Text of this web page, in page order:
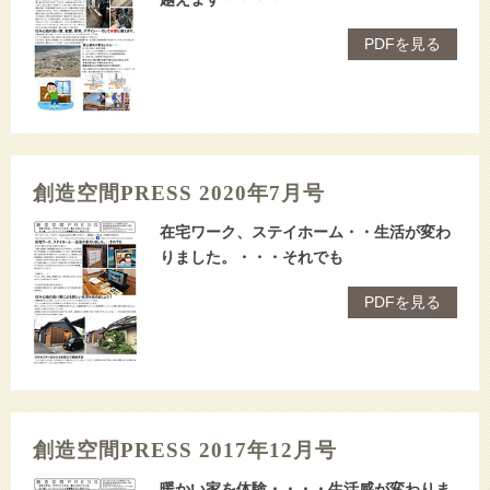
PDFを見る
創造空間PRESS 2020年7月号
在宅ワーク、ステイホーム・・生活が変わ
りました。・・・それでも
PDFを見る
創造空間PRESS 2017年12月号